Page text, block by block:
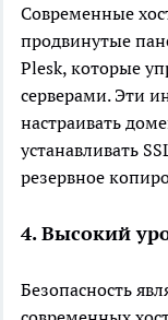
Современные
продвинутые
Plesk, которые
серверами. Эти
настраивать
устанавливать
резервное
4. Высокий
Безопасность